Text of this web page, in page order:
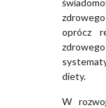
oprócz
diety.
W